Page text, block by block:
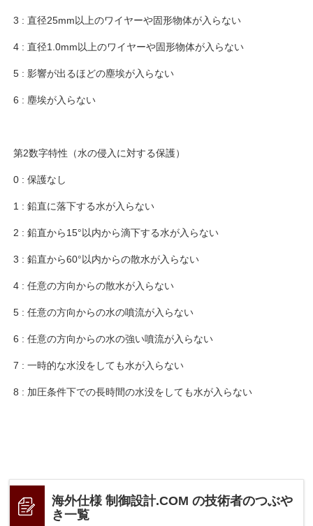
3 : 直径25mm以上のワイヤーや固形物体が入らない
4 : 直径1.0mm以上のワイヤーや固形物体が入らない
5 : 影響が出るほどの塵埃が入らない
6 : 塵埃が入らない
第2数字特性（水の侵入に対する保護）
0 : 保護なし
1 : 鉛直に落下する水が入らない
2 : 鉛直から15°以内から滴下する水が入らない
3 : 鉛直から60°以内からの散水が入らない
4 : 任意の方向からの散水が入らない
5 : 任意の方向からの水の噴流が入らない
6 : 任意の方向からの水の強い噴流が入らない
7 : 一時的な水没をしても水が入らない
8 : 加圧条件下での長時間の水没をしても水が入らない
海外仕様 制御設計.COM の技術者のつぶや
き一覧